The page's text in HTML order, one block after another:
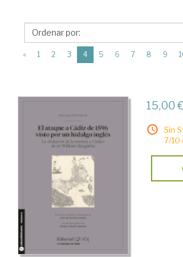
Universidad
de
Cádiz
« 1 2 3 4(current)
5 6 7 8 9
15,00 €
Sin
7/10